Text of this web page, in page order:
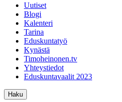
Uutiset
Blogi
Kalenteri
Tarina
Eduskuntatyö
Kynästä
Timoheinonen.tv
Yhteystiedot
Eduskuntavaalit 2023
Haku